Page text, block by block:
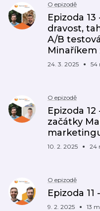
O epizodě
Epizoda
dravost,
A/B
Minaříkem
24. 3. 2025 54
O epizodě
Epizoda 12
začátky
10. 2. 2025 24
O epizodě
Epizoda
9. 2. 2025 13